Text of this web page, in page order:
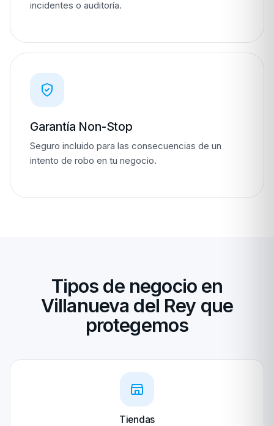
incidentes o auditoría.
Garantía Non-Stop
Seguro incluido para las consecuencias de un
intento de robo en tu negocio.
Tipos de negocio en
Villanueva del Rey que
protegemos
Tiendas